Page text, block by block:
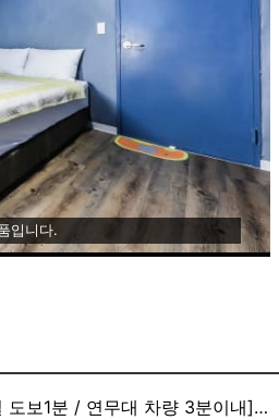
입니다.
보1분 / 연무대 차량 3분이내]